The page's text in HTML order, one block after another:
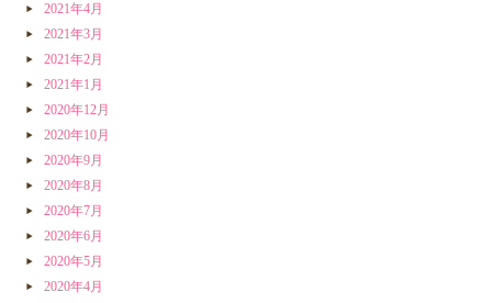
2021年4月
2021年3月
2021年2月
2021年1月
2020年12月
2020年10月
2020年9月
2020年8月
2020年7月
2020年6月
2020年5月
2020年4月